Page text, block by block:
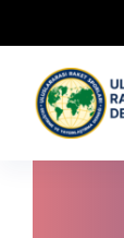
to
content
Kurumsal